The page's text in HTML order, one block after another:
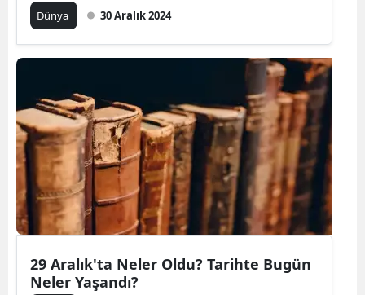
Dünya 30 Aralık 2024
29 Aralık'ta Neler Oldu? Tarihte Bugün
Neler Yaşandı?